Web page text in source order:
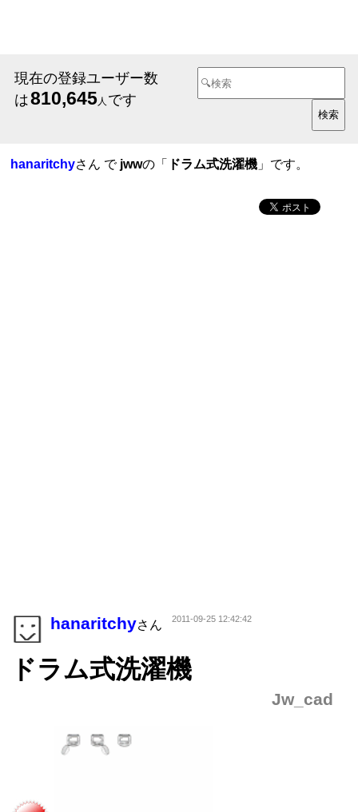
現在の登録ユーザー数
は810,645人 です
hanaritchyさん で jwwの「 ドラム式洗濯機 」です。
hanaritchyさん 2011-09-25 12:42:42
ドラム式洗濯機
Jw_cad